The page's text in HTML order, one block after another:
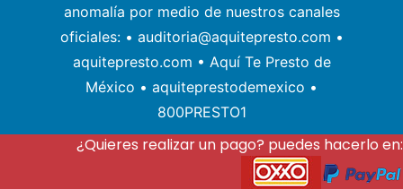
anomalía por medio de nuestros canales
oficiales: • auditoria@aquitepresto.com •
aquitepresto.com • Aquí Te Presto de
México • aquiteprestodemexico •
800PRESTO1
¿Quieres realizar un pago? puedes hacerlo en: